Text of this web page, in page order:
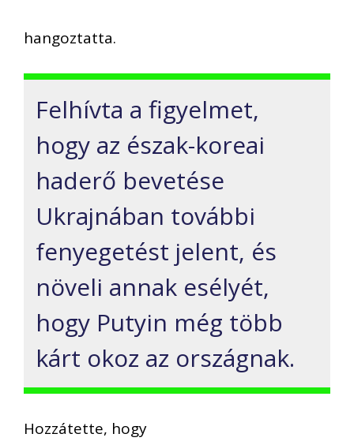
hangoztatta.
Felhívta a figyelmet,
hogy az észak-koreai
haderő bevetése
Ukrajnában további
fenyegetést jelent, és
növeli annak esélyét,
hogy Putyin még több
kárt okoz az országnak.
Hozzátette, hogy